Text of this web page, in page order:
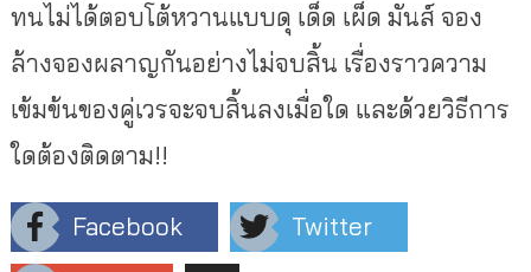
ทนไม่ได้ตอบโต้หวานแบบดุ เด็ด เผ็ด มันส์ จอง
ล้างจองผลาญกันอย่างไม่จบสิ้น เรื่องราวความ
เข้มข้นของคู่เวรจะจบสิ้นลงเมื่อใด และด้วยวิธีการ
ใดต้องติดตาม!!
Facebook
Twitter